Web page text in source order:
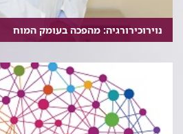
נוירוכירורגיה: מהפכה בעומק המוח